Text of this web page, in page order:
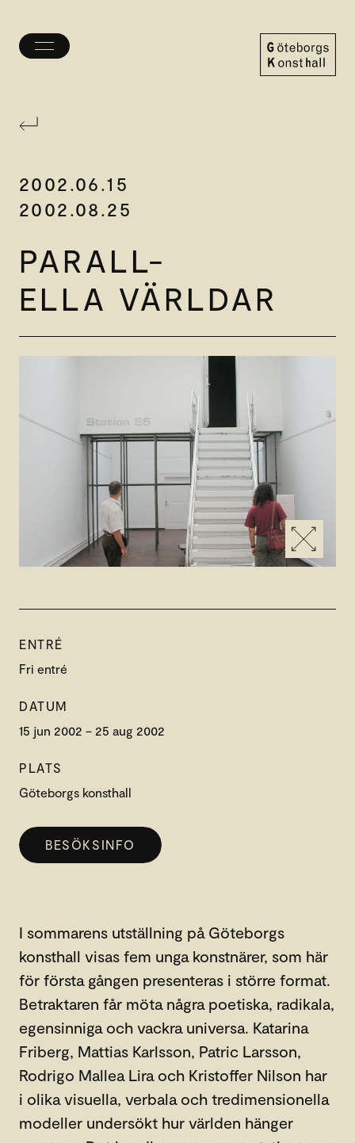
Öppna/stäng
2002.06.15
2002.08.25
PARALL-
ELLA VÄRLDAR
ENTRÉ
Fri entré
DATUM
15 jun 2002 – 25 aug 2002
PLATS
Göteborgs konsthall
BESÖKSINFO
I sommarens utställning på Göteborgs
konsthall visas fem unga konstnärer, som här
för första gången presenteras i större format.
Betraktaren får möta några poetiska, radikala,
egensinniga och vackra universa. Katarina
Friberg, Mattias Karlsson, Patric Larsson,
Rodrigo Mallea Lira och Kristoffer Nilson har
i olika visuella, verbala och tredimensionella
modeller undersökt hur världen hänger